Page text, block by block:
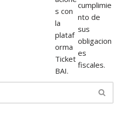
s con
la
plataf
orma
Ticket
BAI.
cumplimie
nto de
sus
obligacion
es
fiscales.